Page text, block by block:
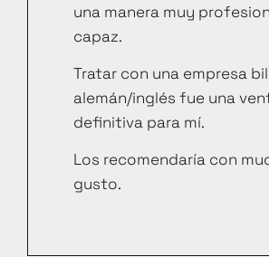
una manera muy
capaz.
Tratar con una empresa
alemán/inglés fue una
definitiva para mí.
Los recomendaría con
gusto.